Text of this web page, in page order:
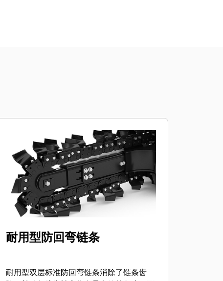
耐用型防回弯链条
耐用型双层标准防回弯链条消除了链条齿